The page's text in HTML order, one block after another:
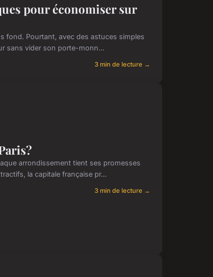
pour économiser sur
fond. Pourtant, avec des astuces simples
sans vider son porte-monn...
3 min de lecture →
arrondissement tient ses promesses
la capitale française pr...
3 min de lecture →